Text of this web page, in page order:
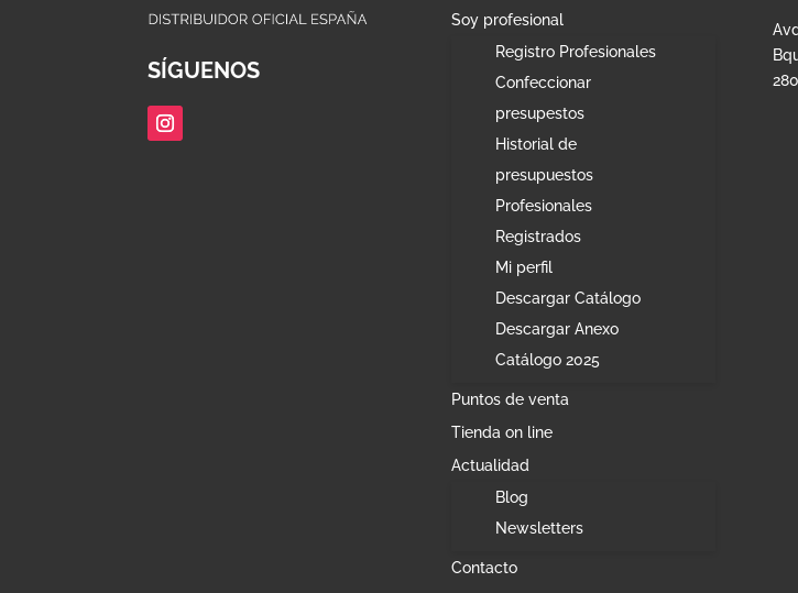
SÍGUENOS
Soy profesional
Registro Profesionales
Confeccionar
presupestos
Historial de
presupuestos
Profesionales
Registrados
Mi perfil
Descargar Catálogo
Descargar Anexo
Catálogo 2025
Puntos de venta
Tienda on line
Actualidad
Blog
Newsletters
Contacto